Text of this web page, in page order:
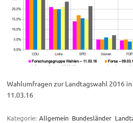
Wahlumfragen zur Landtagswahl 2016
11.03.16
Kategorie: Allgemein Bundesländer